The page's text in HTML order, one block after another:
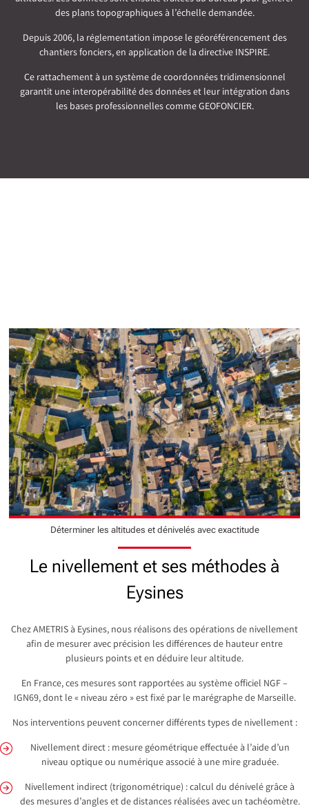
des plans topographiques à l’échelle demandée.
Depuis 2006, la réglementation impose le géoréférencement des
chantiers fonciers, en application de la directive INSPIRE.
Ce rattachement à un système de coordonnées tridimensionnel
garantit une interopérabilité des données et leur intégration dans
les bases professionnelles comme GEOFONCIER.
Déterminer les altitudes et dénivelés avec exactitude
Le nivellement et ses méthodes à
Eysines
Chez AMETRIS à Eysines, nous réalisons des opérations de nivellement
afin de mesurer avec précision les différences de hauteur entre
plusieurs points et en déduire leur altitude.
En France, ces mesures sont rapportées au système officiel NGF –
IGN69, dont le « niveau zéro » est fixé par le marégraphe de Marseille.
Nos interventions peuvent concerner différents types de nivellement :
Nivellement direct : mesure géométrique effectuée à l’aide d’un
niveau optique ou numérique associé à une mire graduée.
Nivellement indirect (trigonométrique) : calcul du dénivelé grâce à
des mesures d’angles et de distances réalisées avec un tachéomètre.